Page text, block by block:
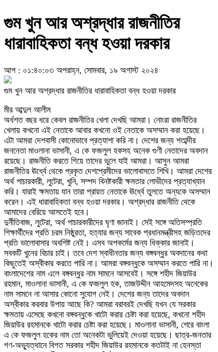
গুম খুন আর অশ্রদ্ধার রাজনীতির
ধারাবাহিকতা বন্ধ হওয়া দরকার
আপ : ০১:৪০:০৩ অপরাহ্ন, সোমবার, ১৯ অগাস্ট ২০২৪
গুম খুন আর অশ্রদ্ধার রাজনীতির ধারাবাহিকতা বন্ধ হওয়া দরকার
মীর আব্দুল আলীম
অর্ধশত বছর ধরে কেবল রাজনীতির খেলা দেখছি আমরা। নোংরা রাজনীতির
খেলায় কখনো এই নেতাকে আবার কখনো ওই নেতাকে অসম্মান করা হয়েছে।
এটা আমরা দেশবাসী কোনোভাবে প্রত্যাশা করি না। দেশের জন্য শতাব্দীর
জননেতা মাওলানা ভাসানী, এ কে ফজলুল হকসহ অনেক গুণী নেতাদের অবদান
রয়েছে। রাজনীতি করতে গিয়ে তাদের ভুলে যাই আমরা। আসুন আমরা
রাজনীতির ঊর্ধ্বে থেকে প্রকৃত দেশপ্রেমীদের ভালোবাসতে শিখি। আমরা দেশের
অর্থ পাচারকারী, লুটেরা, খুনি, সম্পদ বিনষ্টকারী ক্ষমতার লোভীদের প্রত্যাখ্যান
করি। যারাই ক্ষমতায় যান তারা প্রায়ত নেতাকে ঊর্ধ্বে তুলতে অন্যকে অসম্মান
করেন। এই ধারাবাহিকতা বন্ধ হওয়া দরকার। অশ্রদ্ধার রাজনীতি থেকে
আমাদের বেরিয়ে আসতেই হবে।
দুর্নীতিবাজ, লুটেরা, অর্থ পাচারকারীদের ঘৃণা জানাই। সেই সঙ্গে অতিসম্প্রতি
শিক্ষার্থীদের প্রতি চরম নিষ্ঠুরতা, হত্যার জন্য সাবেক প্রধানমন্ত্রীসহ জড়িতদের
প্রতি ভালোবাসার অবশিষ্ট নেই। এসব অপকর্মের জন্য ধিক্কার জানাই।
সবকটি খুনের বিচার চাই। তবে দেশ স্বাধীনতার জন্য বঙ্গবন্ধুর অবদানের কথা
কিছুতেই অস্বীকার করতে পারি না। আমরা বঙ্গবন্ধুকে অসম্মান করতে পারি না।
বাংলাদেশের নাম এলে বঙ্গবন্ধুর নাম সামনে আসবেই। সঙ্গে শহীদ জিয়াউর
রহমান, মাওলানা ভাসানী, এ কে ফজলুল হক, তাজউদ্দীন আহমেদসহ অনেকের
নাম সামনে না আসার কোনো সুযোগ নেই। দেশের জন্য তাদের অবদান
অস্বীকার করবার উপায় আছে কি? আমরা বরাবরই দেখছি যখন যে সরকার
ক্ষমতায় এসেছে কখনো বঙ্গবন্ধুকে খাটো করার চেষ্টা করা হয়েছে, কখনো শহীদ
জিয়াউর রহমানকে খাটো করার চেষ্টা করা হয়েছে। মাওলানা ভাসানী, শেরে বাংলা
এ কে ফজলুল হকের নাম তো অনেকটা ভুলিয়েই দেওয়া হয়েছে। ছাত্র-জনতার
গণ-অভ্যুত্থানে বিগত সরকার শহীদ জিয়াউর রহমানকে কতটাই না হেনস্তা